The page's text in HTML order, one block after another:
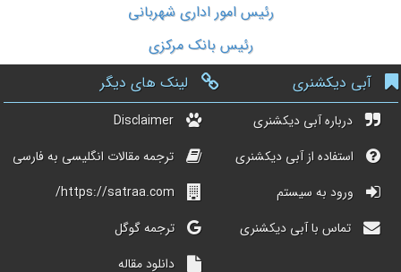
رئیس امور اداری شهربانی
رئیس بانک مرکزی
آبی دیکشنری
درباره آبی دیکشنری
استفاده از آبی دیکشنری
ورود به سیستم
تماس با آبی دیکشنری
لینک های دیگر
Disclaimer
ترجمه مقالات انگلیسی به فارسی
https://satraa.com/
ترجمه گوگل
دانلود مقاله